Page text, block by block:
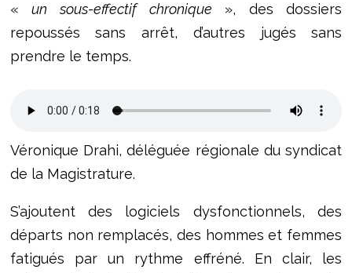
«un sous-effectif chronique », des dossiers
repoussés sans arrêt, d’autres jugés sans
prendre le temps.
Véronique Drahi, déléguée régionale du syndicat
de la Magistrature.
S’ajoutent des logiciels dysfonctionnels, des
départs non remplacés, des hommes et femmes
fatigués par un rythme effréné. En clair, les